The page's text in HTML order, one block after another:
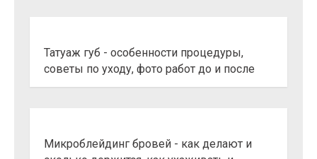
Татуаж губ - особенности процедуры,
советы по уходу, фото работ до и после
Микроблейдинг бровей - как делают и